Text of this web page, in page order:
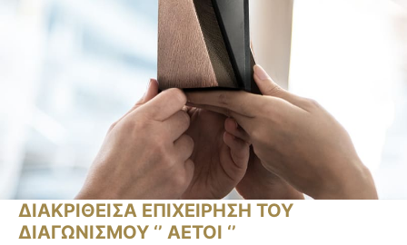
ΔΙΑΚΡΙΘΕΙΣΑ ΕΠΙΧΕΙΡΗΣΗ ΤΟΥ
ΔΙΑΓΩΝΙΣΜΟΥ ‘’ ΑΕΤΟΙ ‘’